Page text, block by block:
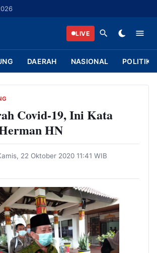
LIVE
DAERAH NASIONAL POLITIK
Covid-19, Ini Kata
HN
22 Oktober 2020 11:41 WIB